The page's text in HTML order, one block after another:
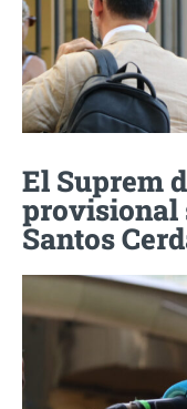
El Suprem
provisional
Santos